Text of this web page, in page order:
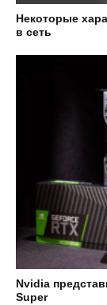
Некоторые
в сеть
Nvidia
Super